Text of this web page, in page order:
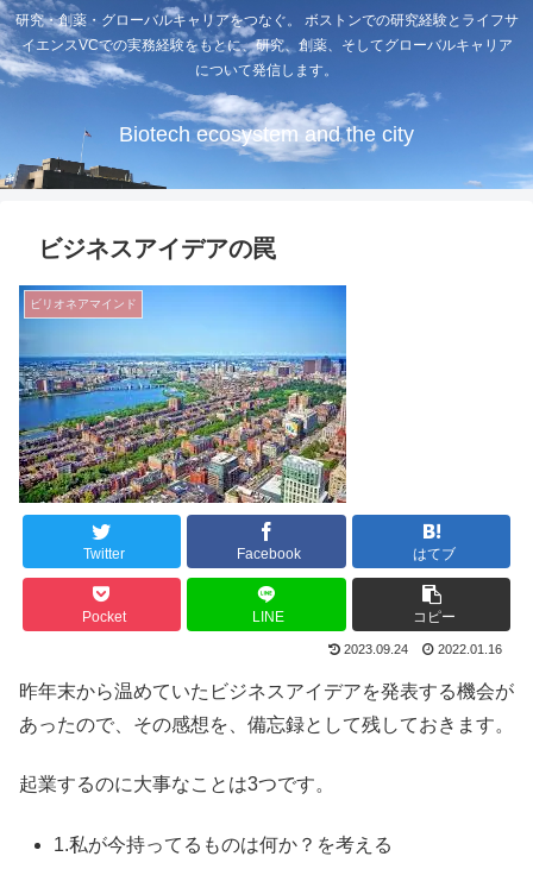
研究・創薬・グローバルキャリアをつなぐ。 ボストンでの研究経験とライフサ
イエンスVCでの実務経験をもとに、研究、創薬、そしてグローバルキャリア
について発信します。
Biotech ecosystem and the city
ビジネスアイデアの罠
ビリオネアマインド
Twitter Facebook はてブ
Pocket LINE コピー
2023.09.24 2022.01.16
昨年末から温めていたビジネスアイデアを発表する機会が
あったので、その感想を、備忘録として残しておきます。
起業するのに大事なことは3つです。
1.私が今持ってるものは何か？を考える